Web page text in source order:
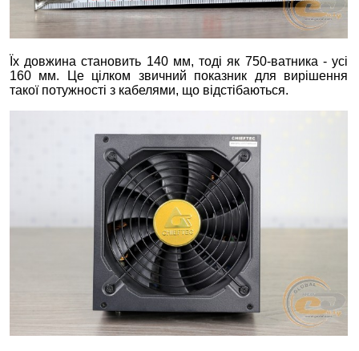
Їх довжина становить 140 мм, тоді як 750-ватника - усі
160 мм. Це цілком звичний показник для вирішення
такої потужності з кабелями, що відстібаються.